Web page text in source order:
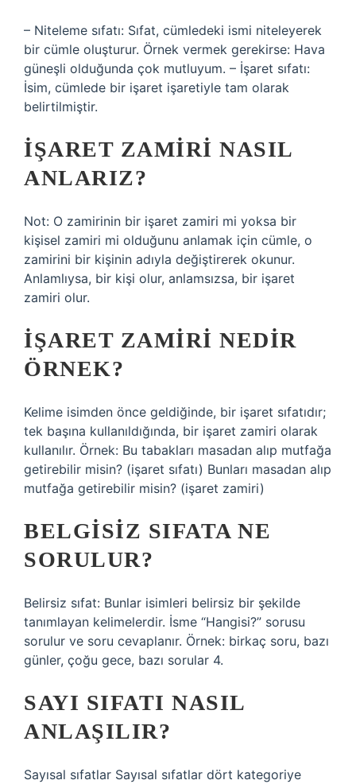
– Niteleme sıfatı: Sıfat, cümledeki ismi niteleyerek
bir cümle oluşturur. Örnek vermek gerekirse: Hava
güneşli olduğunda çok mutluyum. – İşaret sıfatı:
İsim, cümlede bir işaret işaretiyle tam olarak
belirtilmiştir.
İŞARET ZAMIRI NASIL
ANLARIZ?
Not: O zamirinin bir işaret zamiri mi yoksa bir
kişisel zamiri mi olduğunu anlamak için cümle, o
zamirini bir kişinin adıyla değiştirerek okunur.
Anlamlıysa, bir kişi olur, anlamsızsa, bir işaret
zamiri olur.
İŞARET ZAMIRI NEDIR
ÖRNEK?
Kelime isimden önce geldiğinde, bir işaret sıfatıdır;
tek başına kullanıldığında, bir işaret zamiri olarak
kullanılır. Örnek: Bu tabakları masadan alıp mutfağa
getirebilir misin? (işaret sıfatı) Bunları masadan alıp
mutfağa getirebilir misin? (işaret zamiri)
BELGISIZ SIFATA NE
SORULUR?
Belirsiz sıfat: Bunlar isimleri belirsiz bir şekilde
tanımlayan kelimelerdir. İsme “Hangisi?” sorusu
sorulur ve soru cevaplanır. Örnek: birkaç soru, bazı
günler, çoğu gece, bazı sorular 4.
SAYI SIFATI NASIL
ANLAŞILIR?
Sayısal sıfatlar Sayısal sıfatlar dört kategoriye